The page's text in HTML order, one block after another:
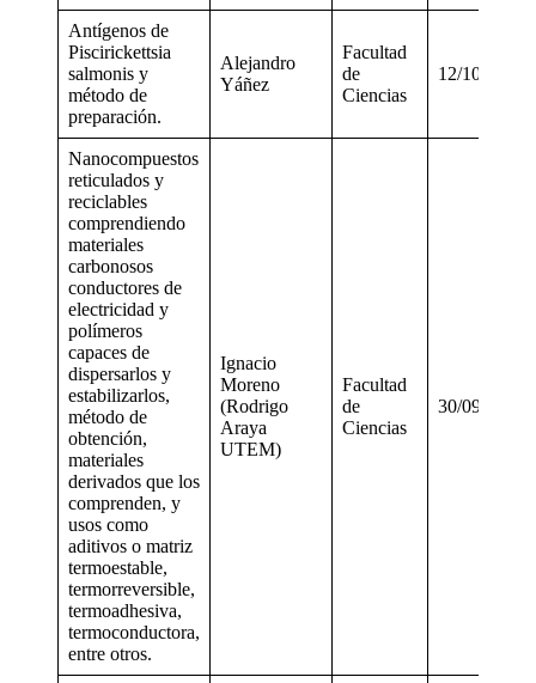
Antígenos de
Piscirickettsia
salmonis y
método de
preparación.
Alejandro
Yáñez
Facultad
de
Ciencias
12/10/2017
Nanocompuestos
reticulados y
reciclables
comprendiendo
materiales
carbonosos
conductores de
electricidad y
polímeros
capaces de
dispersarlos y
estabilizarlos,
método de
obtención,
materiales
derivados que los
comprenden, y
usos como
aditivos o matriz
termoestable,
termorreversible,
termoadhesiva,
termoconductora,
entre otros.
Ignacio
Moreno
(Rodrigo
Araya
UTEM)
Facultad
de
Ciencias
30/09/2019